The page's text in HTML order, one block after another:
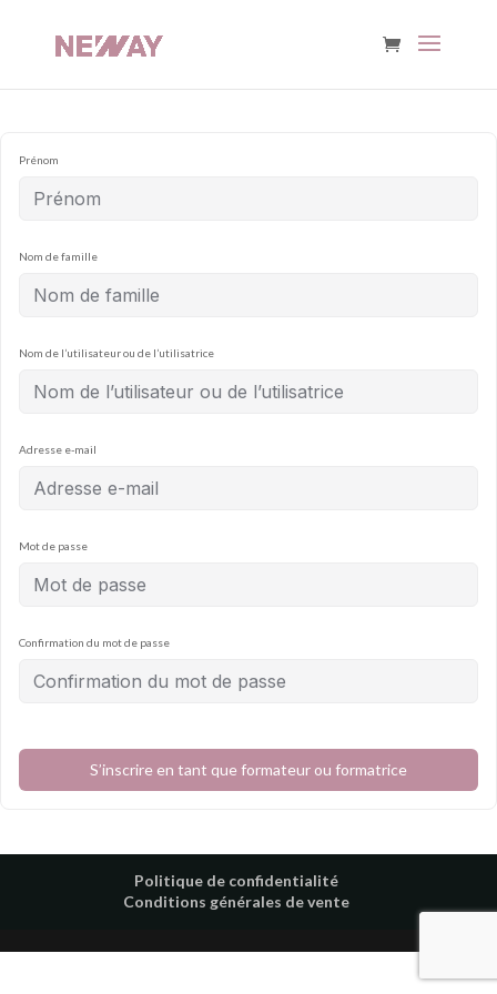
Prénom
Nom de famille
Nom de l’utilisateur ou de l’utilisatrice
Adresse e-mail
Mot de passe
Confirmation du mot de passe
S’inscrire en tant que formateur ou formatrice
Politique de confidentialité
Conditions générales de vente